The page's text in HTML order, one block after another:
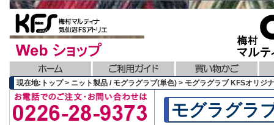
現在地:トップ > ニット製品 / モグラグラブ(単色) > モグラグラブ KFSオリジ
モグラグラ